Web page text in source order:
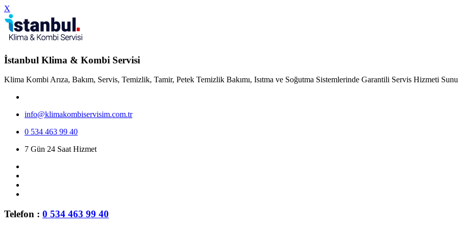
X
İstanbul Klima & Kombi Servisi
Klima Kombi Arıza, Bakım, Servis, Temizlik, Tamir, Petek Temizlik Bakımı, Isıtma ve Soğutma Sistemlerinde Garantili Servis Hizmeti
info@klimakombiservisim.com.tr
0 534 463 99 40
7 Gün 24 Saat Hizmet
Telefon : 0 534 463 99 40